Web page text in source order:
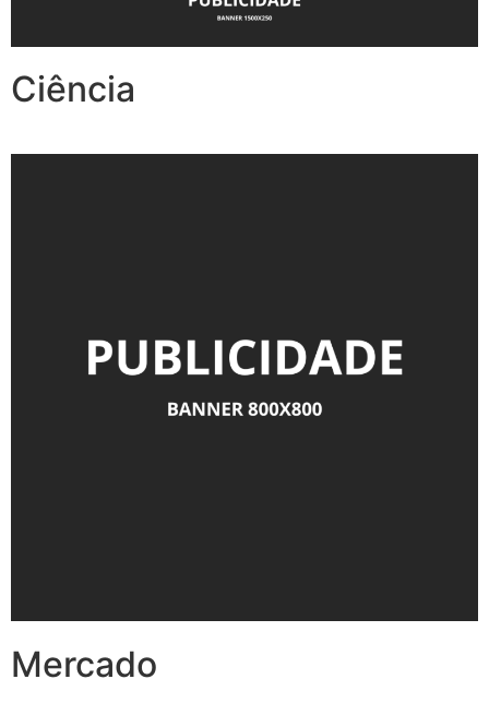
Ciência
Mercado